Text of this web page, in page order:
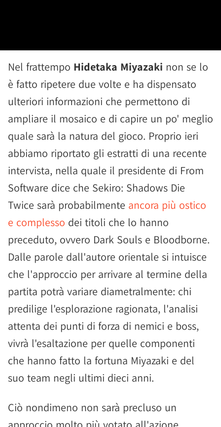
Nel frattempo Hidetaka Miyazaki non se lo
è fatto ripetere due volte e ha dispensato
ulteriori informazioni che permettono di
ampliare il mosaico e di capire un po' meglio
quale sarà la natura del gioco. Proprio ieri
abbiamo riportato gli estratti di una recente
intervista, nella quale il presidente di From
Software dice che Sekiro: Shadows Die
Twice sarà probabilmente ancora più ostico
e complesso dei titoli che lo hanno
preceduto, ovvero Dark Souls e Bloodborne.
Dalle parole dall'autore orientale si intuisce
che l'approccio per arrivare al termine della
partita potrà variare diametralmente: chi
predilige l'esplorazione ragionata, l'analisi
attenta dei punti di forza di nemici e boss,
vivrà l'esaltazione per quelle componenti
che hanno fatto la fortuna Miyazaki e del
suo team negli ultimi dieci anni.
Ciò nondimeno non sarà precluso un